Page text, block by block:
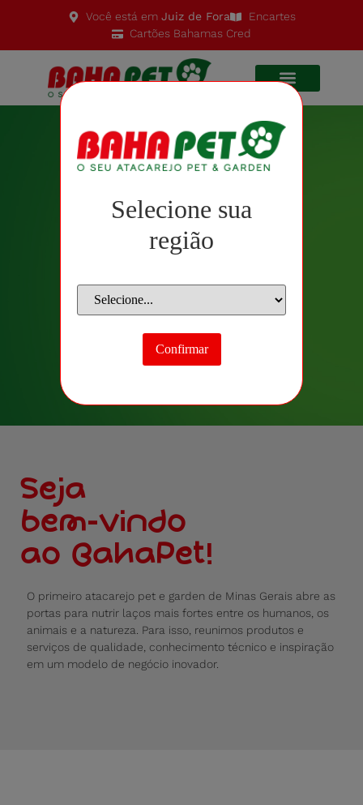
Selecione sua
região
Confirmar
Você está em Juiz de Fora
Encartes
Cartões Bahamas Cred
Institucional
Seja
bem-vindo
ao BahaPet!
O primeiro atacarejo pet e garden de Minas Gerais abre as
portas para nutrir laços mais fortes entre os humanos, os
animais e a natureza. Para isso, reunimos produtos e
serviços de qualidade, conhecimento técnico e inspiração
em um modelo de negócio inovador.